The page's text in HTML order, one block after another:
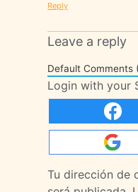
Reply
Leave a reply
Default Comments
Login with your
Tu dirección de